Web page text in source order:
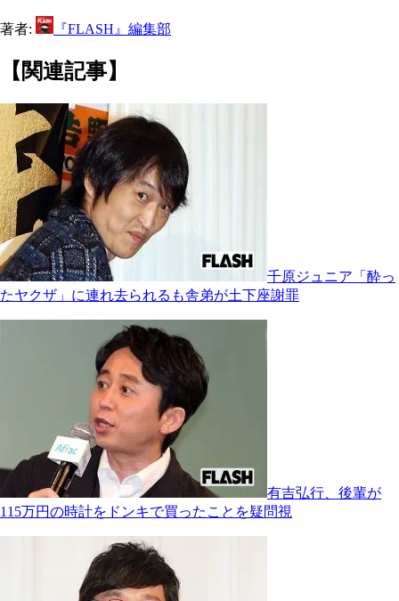
著者: 『FLASH』編集部
【関連記事】
千原ジュニア「酔っ
たヤクザ」に連れ去られるも舎弟が土下座謝罪
有吉弘行、後輩が
115万円の時計をドンキで買ったことを疑問視